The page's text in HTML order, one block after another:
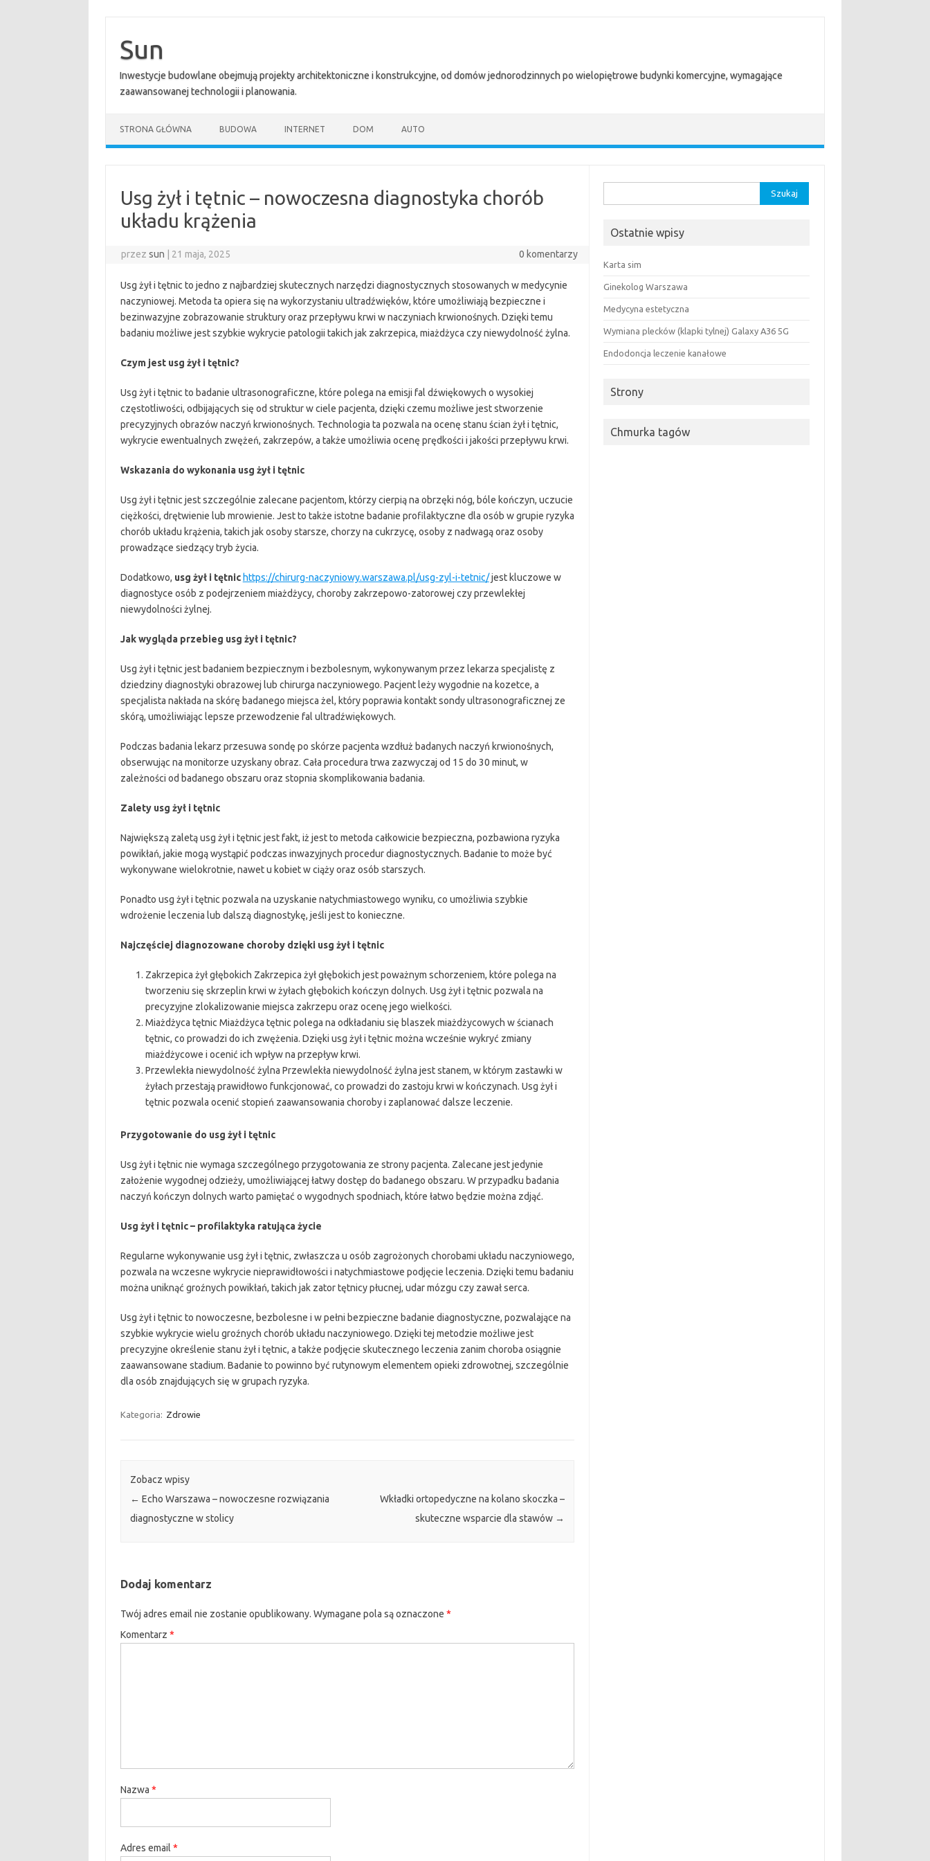
treściSun
Inwestycje budowlane obejmują projekty architektoniczne i konstrukcyjne, od domów jednorodzinnych po wielopiętrowe budynki komercyjne, wymagające
zaawansowanej technologii i planowania.
STRONA GŁÓWNA BUDOWA INTERNET DOM AUTO
Usg żył i tętnic – nowoczesna diagnostyka chorób
układu krążenia
przezsun 21 maja, 2025 0 komentarzy
Usg żył i tętnic to jedno z najbardziej skutecznych narzędzi diagnostycznych stosowanych w medycynie
naczyniowej. Metoda ta opiera się na wykorzystaniu ultradźwięków, które umożliwiają bezpieczne i
bezinwazyjne zobrazowanie struktury oraz przepływu krwi w naczyniach krwionośnych. Dzięki temu
badaniu możliwe jest szybkie wykrycie patologii takich jak zakrzepica, miażdżyca czy niewydolność żylna.
Czym jest usg żył i tętnic?
Usg żył i tętnic to badanie ultrasonograficzne, które polega na emisji fal dźwiękowych o wysokiej
częstotliwości, odbijających się od struktur w ciele pacjenta, dzięki czemu możliwe jest stworzenie
precyzyjnych obrazów naczyń krwionośnych. Technologia ta pozwala na ocenę stanu ścian żył i tętnic,
wykrycie ewentualnych zwężeń, zakrzepów, a także umożliwia ocenę prędkości i jakości przepływu krwi.
Wskazania do wykonania usg żył i tętnic
Usg żył i tętnic jest szczególnie zalecane pacjentom, którzy cierpią na obrzęki nóg, bóle kończyn, uczucie
ciężkości, drętwienie lub mrowienie. Jest to także istotne badanie profilaktyczne dla osób w grupie ryzyka
chorób układu krążenia, takich jak osoby starsze, chorzy na cukrzycę, osoby z nadwagą oraz osoby
prowadzące siedzący tryb życia.
Dodatkowo, usg żył i tętnic https://chirurg-naczyniowy.warszawa.pl/usg-zyl-i-tetnic/jest kluczowe w
diagnostyce osób z podejrzeniem miażdżycy, choroby zakrzepowo-zatorowej czy przewlekłej
niewydolności żylnej.
Jak wygląda przebieg usg żył i tętnic?
Usg żył i tętnic jest badaniem bezpiecznym i bezbolesnym, wykonywanym przez lekarza specjalistę z
dziedziny diagnostyki obrazowej lub chirurga naczyniowego. Pacjent leży wygodnie na kozetce, a
specjalista nakłada na skórę badanego miejsca żel, który poprawia kontakt sondy ultrasonograficznej ze
skórą, umożliwiając lepsze przewodzenie fal ultradźwiękowych.
Podczas badania lekarz przesuwa sondę po skórze pacjenta wzdłuż badanych naczyń krwionośnych,
obserwując na monitorze uzyskany obraz. Cała procedura trwa zazwyczaj od 15 do 30 minut, w
zależności od badanego obszaru oraz stopnia skomplikowania badania.
Zalety usg żył i tętnic
Największą zaletą usg żył i tętnic jest fakt, iż jest to metoda całkowicie bezpieczna, pozbawiona ryzyka
powikłań, jakie mogą wystąpić podczas inwazyjnych procedur diagnostycznych. Badanie to może być
wykonywane wielokrotnie, nawet u kobiet w ciąży oraz osób starszych.
Ponadto usg żył i tętnic pozwala na uzyskanie natychmiastowego wyniku, co umożliwia szybkie
wdrożenie leczenia lub dalszą diagnostykę, jeśli jest to konieczne.
Najczęściej diagnozowane choroby dzięki usg żył i tętnic
Zakrzepica żył głębokich Zakrzepica żył głębokich jest poważnym schorzeniem, które polega na
tworzeniu się skrzeplin krwi w żyłach głębokich kończyn dolnych. Usg żył i tętnic pozwala na
precyzyjne zlokalizowanie miejsca zakrzepu oraz ocenę jego wielkości.
Miażdżyca tętnic Miażdżyca tętnic polega na odkładaniu się blaszek miażdżycowych w ścianach
tętnic, co prowadzi do ich zwężenia. Dzięki usg żył i tętnic można wcześnie wykryć zmiany
miażdżycowe i ocenić ich wpływ na przepływ krwi.
Przewlekła niewydolność żylna Przewlekła niewydolność żylna jest stanem, w którym zastawki w
żyłach przestają prawidłowo funkcjonować, co prowadzi do zastoju krwi w kończynach. Usg żył i
tętnic pozwala ocenić stopień zaawansowania choroby i zaplanować dalsze leczenie.
Przygotowanie do usg żył i tętnic
Usg żył i tętnic nie wymaga szczególnego przygotowania ze strony pacjenta. Zalecane jest jedynie
założenie wygodnej odzieży, umożliwiającej łatwy dostęp do badanego obszaru. W przypadku badania
naczyń kończyn dolnych warto pamiętać o wygodnych spodniach, które łatwo będzie można zdjąć.
Usg żył i tętnic – profilaktyka ratująca życie
Regularne wykonywanie usg żył i tętnic, zwłaszcza u osób zagrożonych chorobami układu naczyniowego,
pozwala na wczesne wykrycie nieprawidłowości i natychmiastowe podjęcie leczenia. Dzięki temu badaniu
można uniknąć groźnych powikłań, takich jak zator tętnicy płucnej, udar mózgu czy zawał serca.
Usg żył i tętnic to nowoczesne, bezbolesne i w pełni bezpieczne badanie diagnostyczne, pozwalające na
szybkie wykrycie wielu groźnych chorób układu naczyniowego. Dzięki tej metodzie możliwe jest
precyzyjne określenie stanu żył i tętnic, a także podjęcie skutecznego leczenia zanim choroba osiągnie
zaawansowane stadium. Badanie to powinno być rutynowym elementem opieki zdrowotnej, szczególnie
dla osób znajdujących się w grupach ryzyka.
Kategoria: Zdrowie
Zobacz wpisy
← Echo Warszawa – nowoczesne rozwiązania
diagnostyczne w stolicy
Wkładki ortopedyczne na kolano skoczka –
skuteczne wsparcie dla stawów →
Dodaj komentarz
Twój adres email nie zostanie opublikowany. Wymagane pola są oznaczone *
Komentarz *
Nazwa *
Adres email *
Ostatnie wpisy
Karta sim
Ginekolog Warszawa
Medycyna estetyczna
Wymiana plecków (klapki tylnej) Galaxy A36 5G
Endodoncja leczenie kanałowe
Strony
Chmurka tagów